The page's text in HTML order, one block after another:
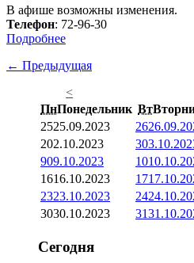
В афише возможны изменения.
Телефон: 72-96-30
Подробнее
← Предыдущая
<
ПнПонедельник Вт
2525.09.2023 26
202.10.2023 3
909.10.2023 10
1616.10.2023 17
2323.10.2023 24
3030.10.2023 31
Сегодня